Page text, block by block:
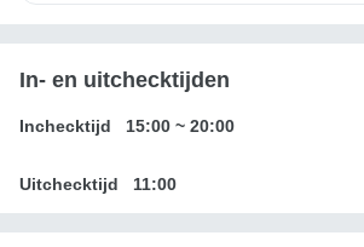
In- en uitchecktijden
Inchecktijd 15:00 ~ 20:00
Uitchecktijd 11:00